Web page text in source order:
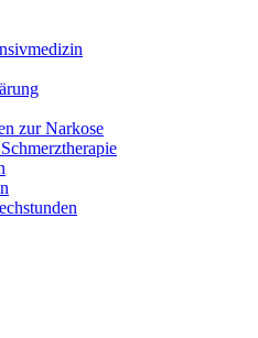
zur Narkose